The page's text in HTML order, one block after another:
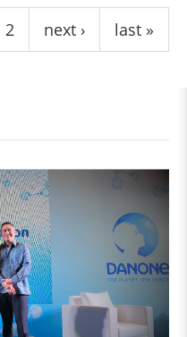
2 next › last »